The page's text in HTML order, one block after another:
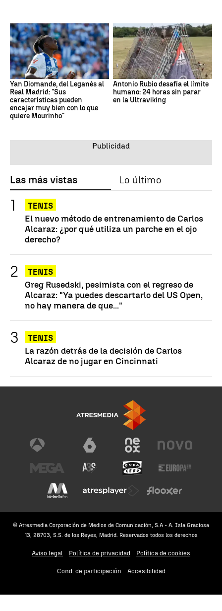
Yan Diomande, del Leganés al
Real Madrid: "Sus
características pueden
encajar muy bien con lo que
quiere Mourinho"
Antonio Rubio desafía el límite
humano: 24 horas sin parar
en la Ultraviking
Las más vistas Lo último
TENIS
El nuevo método de entrenamiento de Carlos
Alcaraz: ¿por qué utiliza un parche en el ojo
derecho?
TENIS
Greg Rusedski, pesimista con el regreso de
Alcaraz: "Ya puedes descartarlo del US Open,
no hay manera de que..."
TENIS
La razón detrás de la decisión de Carlos
Alcaraz de no jugar en Cincinnati
© Atresmedia Corporación de Medios de Comunicación, S.A - A. Isla Graciosa
13, 28703, S.S. de los Reyes, Madrid. Reservados todos los derechos
Aviso legal Política de privacidad Política de cookies
Cond. de participación Accesibilidad